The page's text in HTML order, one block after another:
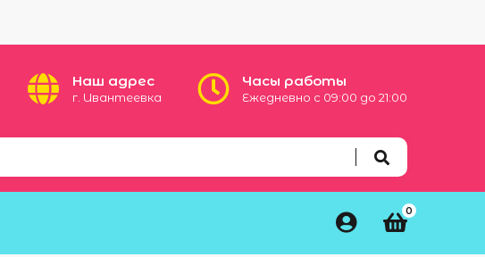
Наш адрес
г. Ивантеевка
Часы работы
Ежедневно с 09:00 до 21:00

0